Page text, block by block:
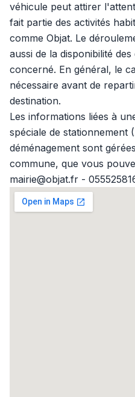
véhicule peut attirer
fait partie des activités
comme Objat. Le
aussi de la disponibilité
concerné. En général, le
nécessaire avant de
destination.
Les informations liées à
spéciale de stationnement
déménagement sont
commune, que vous
mairie@objat.fr -